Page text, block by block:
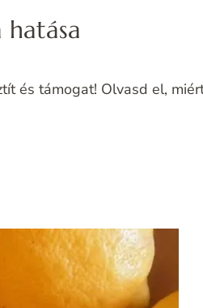
és támogat! Olvasd el,